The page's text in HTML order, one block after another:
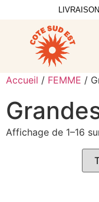
Accueil / FEMME /
Affichage de 1–16